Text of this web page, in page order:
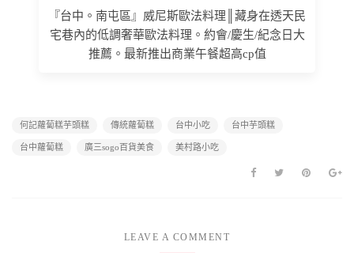
『台中。南屯區』威尼斯歐法料理║藏身在透天民
宅巷內的低調奢華歐法料理。約會/慶生/紀念日大
推薦。最新推出商業午餐超高cp值
何記蘿蔔糕芋頭糕 傳統蘿蔔糕 台中小吃 台中芋頭糕
台中蘿蔔糕 廣三sogo百貨美食 美村路小吃
LEAVE A COMMENT